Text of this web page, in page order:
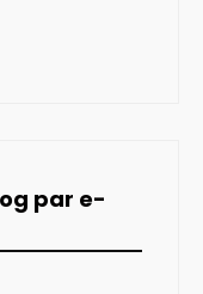
par e-